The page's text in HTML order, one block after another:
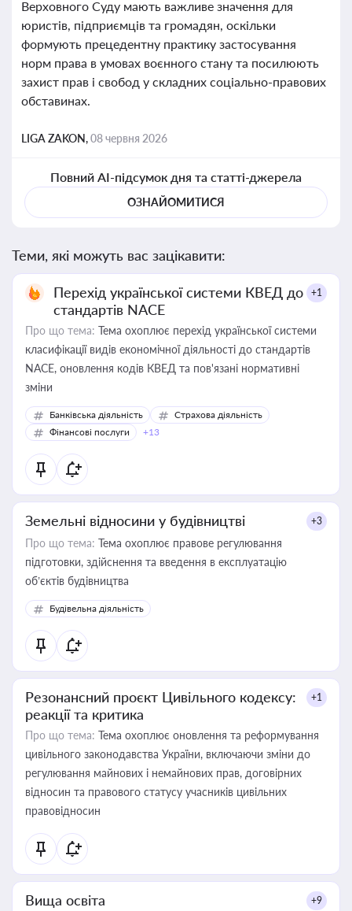
Верховного Суду мають важливе значення для
юристів, підприємців та громадян, оскільки
формують прецедентну практику застосування
норм права в умовах воєнного стану та посилюють
захист прав і свобод у складних соціально-правових
обставинах.
LIGA ZAKON,08 червня 2026
Повний AI-підсумок дня та статті-джерела
ОЗНАЙОМИТИСЯ
Теми, які можуть вас зацікавити:
Перехід української системи КВЕД до
стандартів NACE
+1
Про що тема: Тема охоплює перехід української системи
класифікації видів економічної діяльності до стандартів
NACE, оновлення кодів КВЕД та пов'язані нормативні
зміни
Банківська діяльність
Страхова діяльність
Фінансові послуги
+13
Земельні відносини у будівництві +3
Про що тема: Тема охоплює правове регулювання
підготовки, здійснення та введення в експлуатацію
об’єктів будівництва
Будівельна діяльність
Резонансний проєкт Цивільного кодексу:
реакції та критика
+1
Про що тема: Тема охоплює оновлення та реформування
цивільного законодавства України, включаючи зміни до
регулювання майнових і немайнових прав, договірних
відносин та правового статусу учасників цивільних
правовідносин
Вища освіта +9